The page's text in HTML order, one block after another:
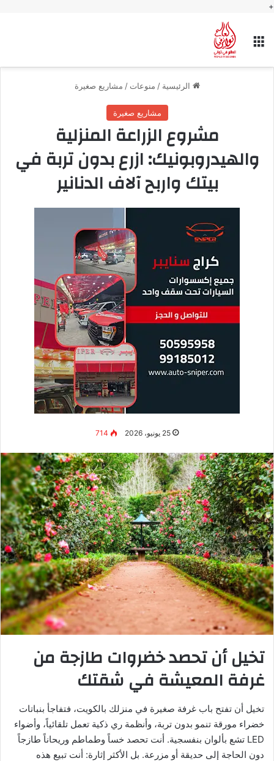
+
القائمة
الرئيسية / منوعات / مشاريع صغيرة
مشاريع صغيرة
مشروع الزراعة المنزلية
والهيدروبونيك: ازرع بدون تربة في
بيتك واربح آلاف الدنانير
25 يونيو، 2026 714
تخيل أن تحصد خضروات طازجة من
غرفة المعيشة في شقتك
تخيل أن تفتح باب غرفة صغيرة في منزلك بالكويت، فتفاجأ بنباتات
خضراء مورقة تنمو بدون تربة، وأنظمة ري ذكية تعمل تلقائياً، وأضواء
LED تشع بألوان بنفسجية. أنت تحصد خساً وطماطم وريحاناً طازجاً
دون الحاجة إلى حديقة أو مزرعة. بل الأكثر إثارة: أنت تبيع هذه